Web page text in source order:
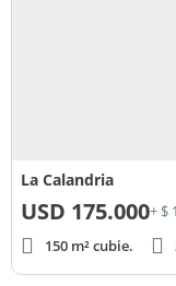
La Calandria
USD 175.000+ $
150 m² cubie.